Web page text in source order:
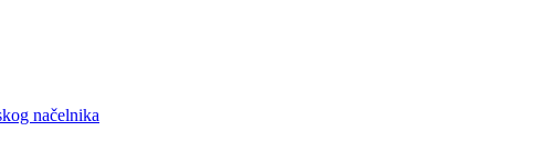
načelnika